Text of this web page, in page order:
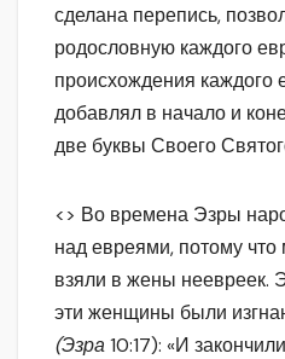
сделана перепись,
родословную каждого
происхождения
добавлял в начало и
две буквы Своего
<> Во времена Эзры
над евреями, потому что
взяли в жены неевреек.
эти женщины были
(Эзра10:17): «И